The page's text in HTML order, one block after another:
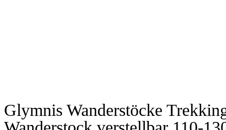
Glymnis Wanderstöcke